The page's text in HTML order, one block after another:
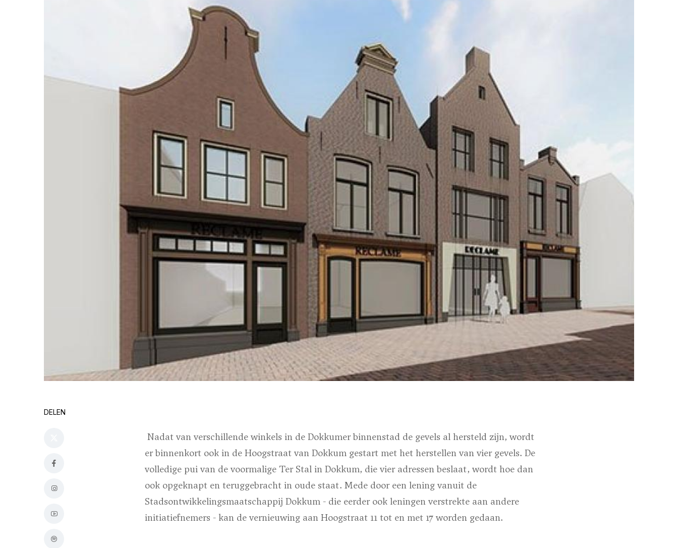
DELEN
Nadat van verschillende winkels in de Dokkumer binnenstad de gevels al hersteld zijn, wordt
er binnenkort ook in de Hoogstraat van Dokkum gestart met het herstellen van vier gevels. De
volledige pui van de voormalige Ter Stal in Dokkum, die vier adressen beslaat, wordt hoe dan
ook opgeknapt en teruggebracht in oude staat. Mede door een lening vanuit de
Stadsontwikkelingsmaatschappij Dokkum - die eerder ook leningen verstrekte aan andere
initiatiefnemers - kan de vernieuwing aan Hoogstraat 11 tot en met 17 worden gedaan.